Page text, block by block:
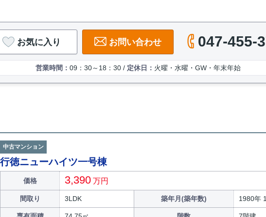
お気に入り お問い合わせ 047-455-
営業時間： 09：30～18：30 / 定休日： 火曜・水曜・GW・年末年始
中古マンション
行徳ニューハイツ一号棟
価格 3,390 万円
間取り 3LDK 築年月(築年数) 1980年